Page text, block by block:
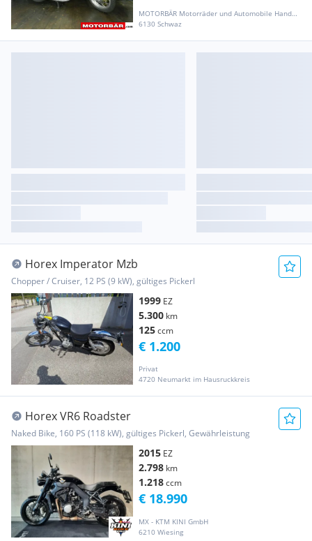
MOTORBÄR Motorräder und Automobile Handelsgesellschaft m.b.H.
6130 Schwaz
Horex Imperator Mzb
Chopper / Cruiser, 12 PS (9 kW), gültiges Pickerl
1999 EZ
5.300 km
125ccm
Privat
4720 Neumarkt im Hausruckkreis
€ 1.200
Horex VR6 Roadster
Naked Bike, 160 PS (118 kW), gültiges Pickerl, Gewährleistung
2015 EZ
2.798 km
1.218ccm
MX - KTM KINI GmbH
6210 Wiesing
€ 18.990